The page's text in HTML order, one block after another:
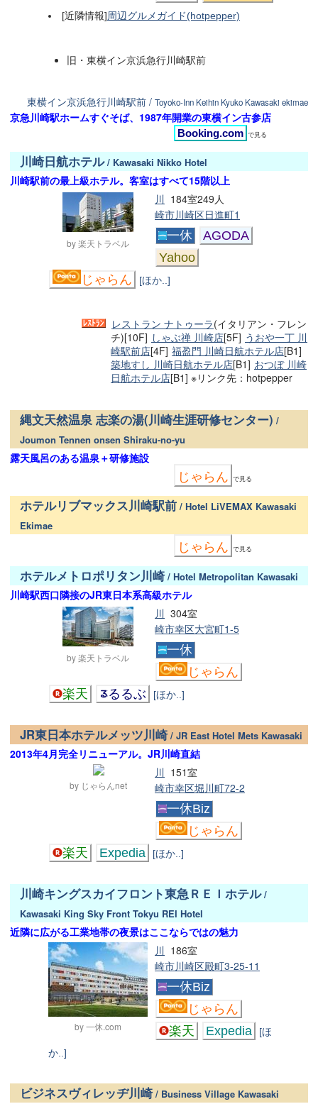
[近隣情報]周辺グルメガイド(hotpepper)
旧・東横イン京浜急行川崎駅前
東横イン京浜急行川崎駅前 / Toyoko-Inn Keihin Kyuko Kawasaki ekimae
京急川崎駅ホームすぐそば、1987年開業の東横イン古参店
Booking.com で見る
川崎日航ホテル/ Kawasaki Nikko Hotel
川崎駅前の最上級ホテル。客室はすべて15階以上
by 楽天トラベル
184室249人
川
崎市川崎区日進町1
一休
AGODA
Yahoo
じゃらん
[ほか..]
レストラン ナトゥーラ(イタリアン・フレン
チ)[10F] しゃぶ禅 川崎店[5F] うおや一丁 川
崎駅前店[4F] 福盈門 川崎日航ホテル店[B1]
築地すし 川崎日航ホテル店[B1] おつぼ 川崎
日航ホテル店[B1] ※リンク先：hotpepper
縄文天然温泉 志楽の湯(川崎生涯研修センター) /
Joumon Tennen onsen Shiraku-no-yu
露天風呂のある温泉＋研修施設
じゃらん で見る
ホテルリブマックス川崎駅前 / Hotel LiVEMAX Kawasaki
Ekimae
じゃらん で見る
ホテルメトロポリタン川崎/ Hotel Metropolitan Kawasaki
川崎駅西口隣接のJR東日本系高級ホテル
by 楽天トラベル
304室
川
崎市幸区大宮町1-5
一休
じゃらん
楽天
るるぶ [ほか..]
JR東日本ホテルメッツ川崎/ JR East Hotel Mets Kawasaki
2013年4月完全リニューアル。JR川崎直結
by じゃらんnet
151室
川
崎市幸区堀川町72-2
一休Biz
じゃらん
楽天
Expedia [ほか..]
川崎キングスカイフロント東急ＲＥＩホテル/
Kawasaki King Sky Front Tokyu REI Hotel
近隣に広がる工業地帯の夜景はここならではの魅力
by 一休.com
186室
川
崎市川崎区殿町3-25-11
一休Biz
じゃらん
楽天
Expedia
[ほ
か..]
ビジネスヴィレッヂ川崎/ Business Village Kawasaki